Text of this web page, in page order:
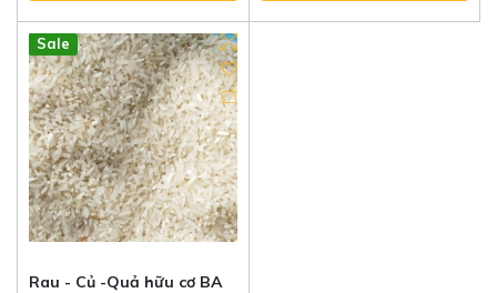
Hot
New
Sale
Rau - Củ -Quả hữu cơ BA